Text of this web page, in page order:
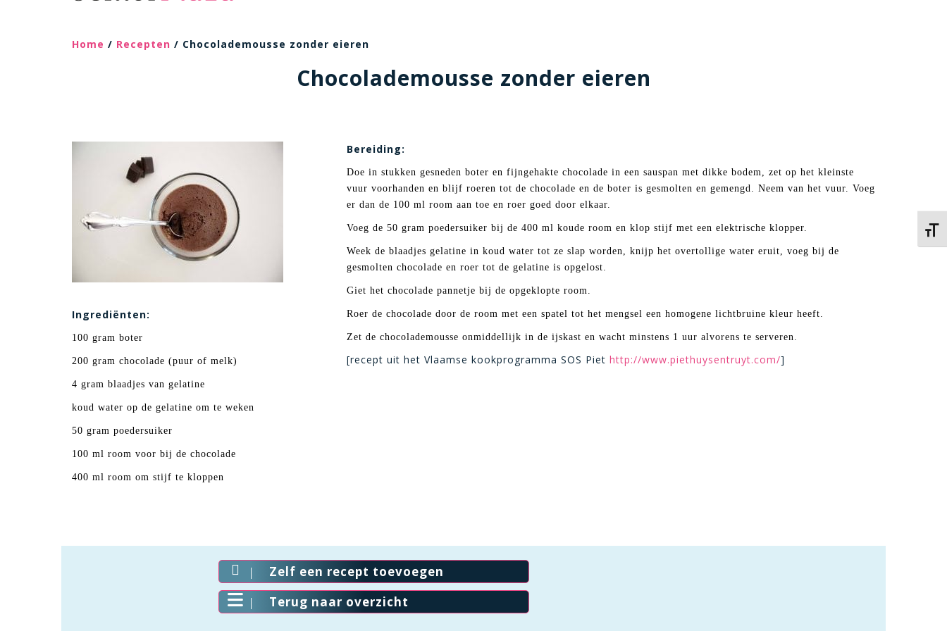
Home / Recepten / Chocolademousse zonder eieren
Chocolademousse zonder eieren
Ingrediënten:
100 gram boter
200 gram chocolade (puur of melk)
4 gram blaadjes van gelatine
koud water op de gelatine om te weken
50 gram poedersuiker
100 ml room voor bij de chocolade
400 ml room om stijf te kloppen
Bereiding:
Doe in stukken gesneden boter en fijngehakte chocolade in een sauspan met dikke bodem, zet op het kleinste
vuur voorhanden en blijf roeren tot de chocolade en de boter is gesmolten en gemengd. Neem van het vuur. Voeg
er dan de 100 ml room aan toe en roer goed door elkaar.
Voeg de 50 gram poedersuiker bij de 400 ml koude room en klop stijf met een elektrische klopper.
Week de blaadjes gelatine in koud water tot ze slap worden, knijp het overtollige water eruit, voeg bij de
gesmolten chocolade en roer tot de gelatine is opgelost.
Giet het chocolade pannetje bij de opgeklopte room.
Roer de chocolade door de room met een spatel tot het mengsel een homogene lichtbruine kleur heeft.
Zet de chocolademousse onmiddellijk in de ijskast en wacht minstens 1 uur alvorens te serveren.
[recept uit het Vlaamse kookprogramma SOS Piet http://www.piethuysentruyt.com/]
Zelf een recept toevoegen
Terug naar overzicht